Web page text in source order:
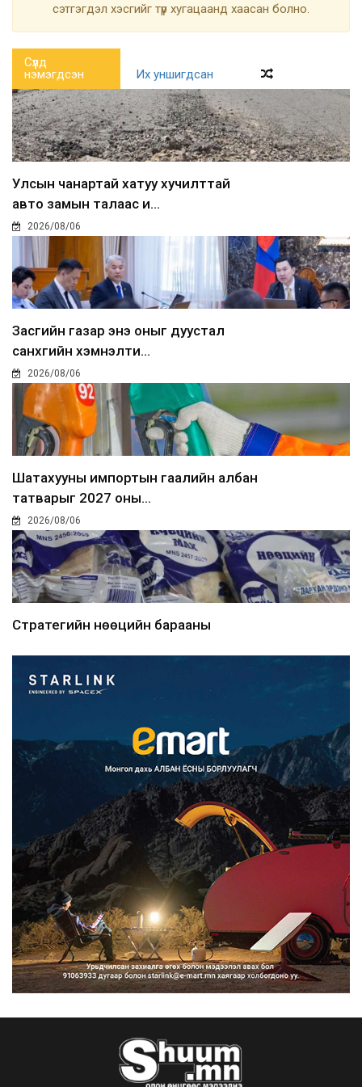
сэтгэгдэл хэсгийг түр хугацаанд хаасан болно.
Сүүлд
нэмэгдсэн
Их уншигдсан
Улсын чанартай хатуу хучилттай
авто замын талаас и...
2026/08/06
Засгийн газар энэ оныг дуустал
санхүүгийн хэмнэлти...
2026/08/06
Шатахууны импортын гаалийн албан
татварыг 2027 оны...
2026/08/06
Стратегийн нөөцийн барааны
Монгол Улс COP17 бага хуралд 6.5
тэрбум ам.доллары...
2026/08/06
“Улаанбаатар трам” төсөл
хэрэгжсэнээр жилд 446...
2026/08/06
Автомашины улсын дугаар тэгш